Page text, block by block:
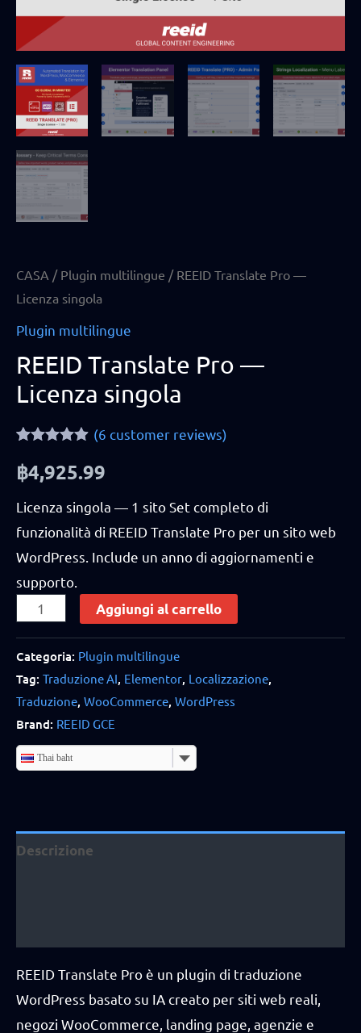
CASA / Plugin multilingue / REEID Translate Pro —
Licenza singola
Plugin multilingue
REEID Translate Pro —
Licenza singola
out of 5
based on
ratings
(6 customer reviews)
฿4,925.99
Licenza singola — 1 sito Set completo di
funzionalità di REEID Translate Pro per un sito web
WordPress. Include un anno di aggiornamenti e
supporto.
REEID
Pro
—
Licenza
singola
quantity
Aggiungi al carrello
Categoria: Plugin multilingue
Tag: Traduzione AI, Elementor, Localizzazione,
Traduzione, WooCommerce, WordPress
Brand: REEID GCE
Thai baht
Descrizione
REEID Translate Pro è un plugin di traduzione
WordPress basato su IA creato per siti web reali,
negozi WooCommerce, landing page, agenzie e